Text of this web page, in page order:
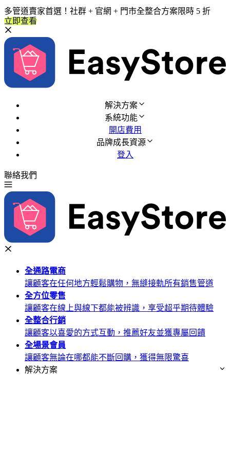
多管道賣家首選！社群 + 官網 + 門市全整合方案限時 5 折
立即查看
解決方案
系統功能
開店費用
品牌成長資源
登入
聯絡我們
全通路電商
讓顧客在任何地方輕鬆購物，無縫接軌所有銷售管道
全方位零售
讓顧客在線上與線下都能被辨識，享受超乎期待體驗
全整合行銷
讓顧客以喜愛的方式互動，推薦好友並獲專屬回饋
全場景會員
讓顧客無論在哪都能不斷回購，獲得無限驚喜
解決方案